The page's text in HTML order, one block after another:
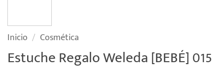
Inicio / Cosmética
Estuche Regalo Weleda [BEBÉ] 015